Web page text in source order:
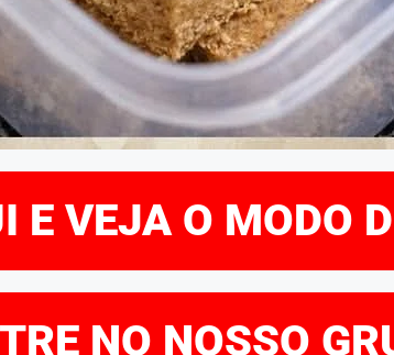
E VEJA O MODO
NO NOSSO